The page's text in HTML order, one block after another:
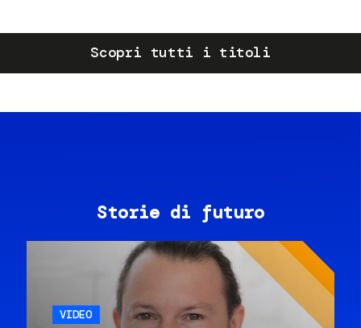
Scopri tutti i titoli
Storie di futuro
VIDEO